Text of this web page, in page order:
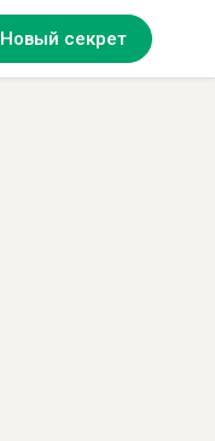
Новый секрет